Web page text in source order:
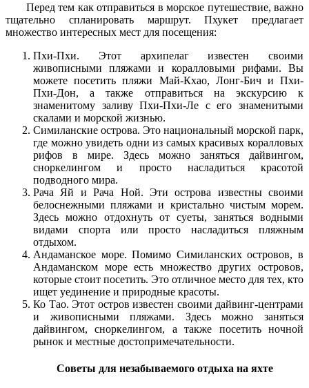
Перед тем как отправиться в морское путешествие, важно
тщательно спланировать маршрут. Пхукет предлагает
множество интересных мест для посещения:
Пхи-Пхи. Этот архипелаг известен своими
живописными пляжами и коралловыми рифами. Вы
можете посетить пляжи Май-Кхао, Лонг-Бич и Пхи-
Пхи-Дон, а также отправиться на экскурсию к
знаменитому заливу Пхи-Пхи-Ле с его знаменитыми
скалами и морской жизнью.
Симиланские острова. Это национальный морской парк,
где можно увидеть одни из самых красивых коралловых
рифов в мире. Здесь можно заняться дайвингом,
сноркелингом и просто насладиться красотой
подводного мира.
Рача Яй и Рача Ной. Эти острова известны своими
белоснежными пляжами и кристально чистым морем.
Здесь можно отдохнуть от суеты, заняться водными
видами спорта или просто насладиться пляжным
отдыхом.
Андаманское море. Помимо Симиланских островов, в
Андаманском море есть множество других островов,
которые стоит посетить. Это отличное место для тех, кто
ищет уединение и природные красоты.
Ко Тао. Этот остров известен своими дайвинг-центрами
и живописными пляжами. Здесь можно заняться
дайвингом, сноркелингом, а также посетить ночной
рынок и местные достопримечательности.
Советы для незабываемого отдыха на яхте